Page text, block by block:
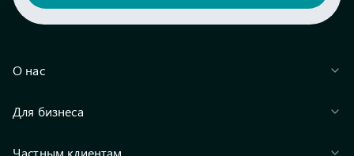
О нас
Для бизнеса
Частным клиентам